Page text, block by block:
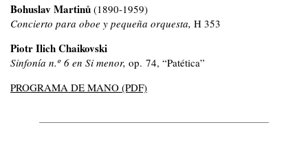
Bohuslav Martinů (1890-1959)
Concierto para oboe y pequeña orquesta, H 353
Piotr Ilich Chaikovski
Sinfonía n.º 6 en Si menor, op. 74, “Patética”
PROGRAMA DE MANO (PDF)